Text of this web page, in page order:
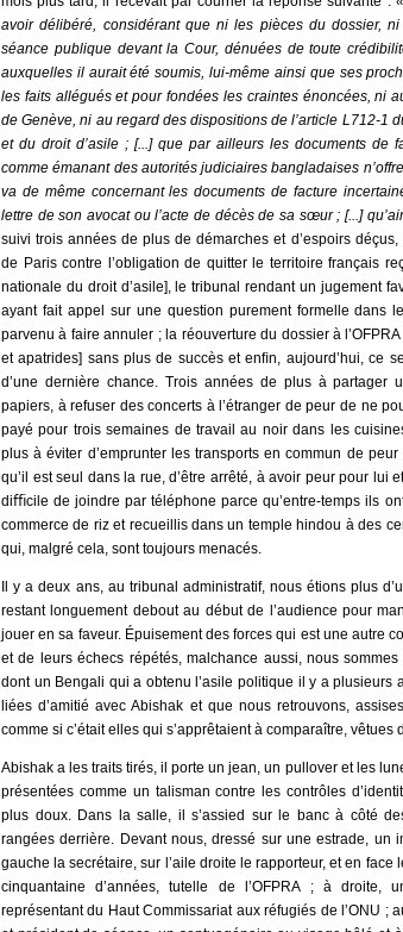
avoir délibéré, considérant que ni les pièces du dossier,
séance publique devant la Cour, dénuées de toute
auxquelles il aurait été soumis, lui-même ainsi que ses
les faits allégués et pour fondées les craintes énoncées, ni
de Genève, ni au regard des dispositions de l’article L712-1
et du droit d’asile ; [...] que par ailleurs les documents de
comme émanant des autorités judiciaires bangladaises
va de même concernant les documents de facture
lettre de son avocat ou l’acte de décès de sa sœur ; [...]
suivi trois années de plus de démarches et d’espoirs
de Paris contre l’obligation de quitter le territoire français
nationale du droit d’asile], le tribunal rendant un jugement
ayant fait appel sur une question purement formelle dans
parvenu à faire annuler ; la réouverture du dossier à
et apatrides] sans plus de succès et enﬁn, aujourd’hui, ce
d’une dernière chance. Trois années de plus à partager
papiers, à refuser des concerts à l’étranger de peur de ne
payé pour trois semaines de travail au noir dans les
plus à éviter d’emprunter les transports en commun de
qu’il est seul dans la rue, d’être arrêté, à avoir peur pour lui
diﬃcile de joindre par téléphone parce qu’entre-temps ils
commerce de riz et recueillis dans un temple hindou à des
qui, malgré cela, sont toujours menacés.
Il y a deux ans, au tribunal administratif, nous étions plus
restant longuement debout au début de l’audience pour
jouer en sa faveur. Épuisement des forces qui est une autre
et de leurs échecs répétés, malchance aussi, nous
dont un Bengali qui a obtenu l’asile politique il y a
liées d’amitié avec Abishak et que nous retrouvons,
comme si c’était elles qui s’apprêtaient à comparaître, vêtues
Abishak a les traits tirés, il porte un jean, un pullover et les
présentées comme un talisman contre les contrôles
plus doux. Dans la salle, il s’assied sur le banc à côté
rangées derrière. Devant nous, dressé sur une estrade, un
gauche la secrétaire, sur l’aile droite le rapporteur, et en face
cinquantaine d’années, tutelle de l’OFPRA ; à droite,
représentant du Haut Commissariat aux réfugiés de l’ONU ;